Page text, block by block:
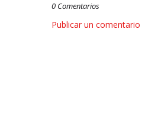
0 Comentarios
Publicar un comentario